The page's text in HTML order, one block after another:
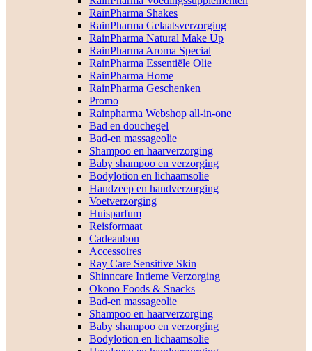
RainPharma Shakes
RainPharma Gelaatsverzorging
RainPharma Natural Make Up
RainPharma Aroma Special
RainPharma Essentiële Olie
RainPharma Home
RainPharma Geschenken
Promo
Rainpharma Webshop all-in-one
Bad en douchegel
Bad-en massageolie
Shampoo en haarverzorging
Baby shampoo en verzorging
Bodylotion en lichaamsolie
Handzeep en handverzorging
Voetverzorging
Huisparfum
Reisformaat
Cadeaubon
Accessoires
Ray Care Sensitive Skin
Shinncare Intieme Verzorging
Okono Foods & Snacks
Bad-en massageolie
Shampoo en haarverzorging
Baby shampoo en verzorging
Bodylotion en lichaamsolie